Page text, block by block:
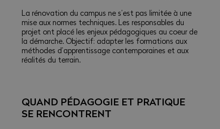
La rénovation du campus ne s’est pas limitée à une
mise aux normes techniques. Les responsables du
projet ont placé les enjeux pédagogiques au coeur de
la démarche. Objectif: adapter les formations aux
méthodes d’apprentissage contemporaines et aux
réalités du terrain.
QUAND PÉDAGOGIE ET PRATIQUE
SE RENCONTRENT